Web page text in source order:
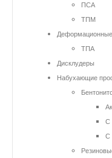
ПСА
ТПМ
ТПА
Дисклудеры
Набухающие
С
С